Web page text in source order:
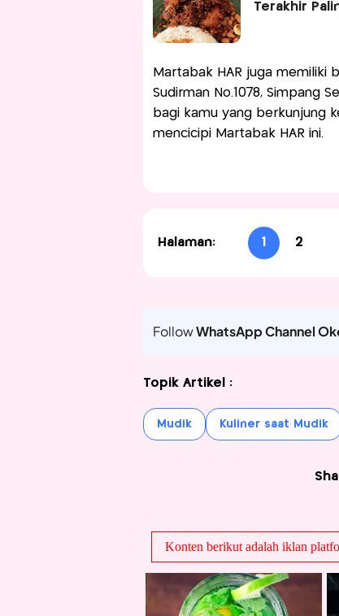
Terakhir
Martabak HAR juga memiliki
Sudirman No.1078, Simpang
bagi kamu yang berkunjung
mencicipi Martabak HAR ini.
Halaman: 1 2
FollowWhatsApp Channel
Topik Artikel :
Mudik Kuliner saat Mudik